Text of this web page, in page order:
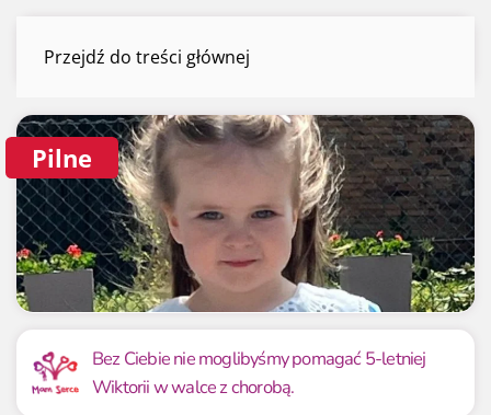
Przejdź do treści głównejWiktoria Kliś
Pilne
Mamy już
7 198 zł
Potrzebujemy
60 000 zł
12.00% 12.00%
Bez Ciebie nie moglibyśmy pomagać 5-letniej
Wiktorii w walce z chorobą.